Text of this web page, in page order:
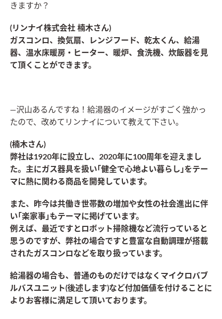
きますか？
(リンナイ株式会社 楠木さん)
ガスコンロ、換気扇、レンジフード、乾太くん、給湯
器、温水床暖房・ヒーター、暖炉、食洗機、炊飯器を見
て頂くことができます。
―沢山あるんですね！給湯器のイメージがすごく強かっ
たので、改めてリンナイについて教えて下さい。
(楠木さん)
弊社は1920年に設立し、2020年に100周年を迎えまし
た。主にガス器具を扱い｢健全で心地よい暮らし｣をテー
マに熱に関わる商品を開発しています。
また、昨今は共働き世帯数の増加や女性の社会進出に伴
い｢楽家事｣もテーマに掲げています。
例えば、最近ですとロボット掃除機など流行っていると
思うのですが、弊社の場合ですと豊富な自動調理が搭載
されたガスコンロなどを取り扱っています。
給湯器の場合も、普通のものだけではなくマイクロバブ
ルバスユニット(後述します)など付加価値を付けることに
よりお客様に満足して頂いております。